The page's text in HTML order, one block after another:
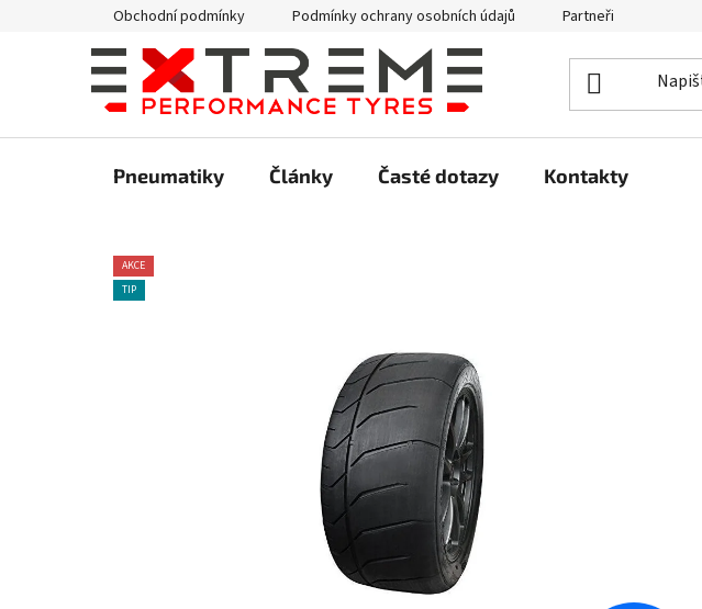
Obchodní podmínky Podmínky ochrany osobních údajů Partneři
Pneumatiky Články Časté dotazy Kontakty
AKCE
TIP